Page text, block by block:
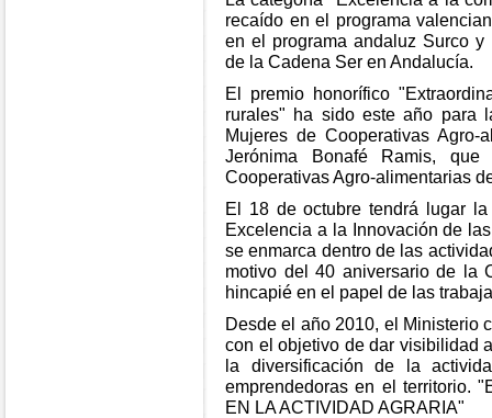
recaído en el programa
en el programa andaluz Surco
de la Cadena Ser en Andalucía.
El premio honorífico
rurales" ha sido este año para
Mujeres de Cooperativas Agro-
Jerónima Bonafé Ramis,
Cooperativas Agro-alimentarias
El 18 de octubre tendrá lugar
Excelencia a la Innovación de
se enmarca dentro de las
motivo del 40 aniversario de la
hincapié en el papel de las
Desde el año 2010, el Ministerio
con el objetivo de dar visibilidad
la diversificación de la
emprendedoras en el territorio.
EN LA ACTIVIDAD AGRARIA"